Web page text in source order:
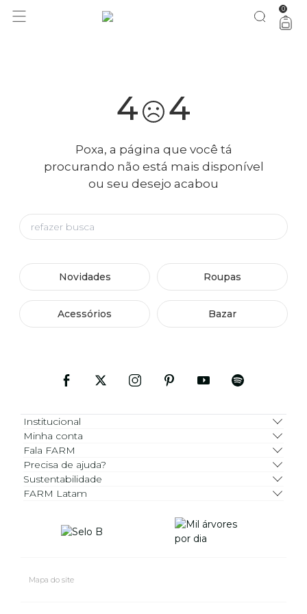
você merece 30% OFF pra comemorar com a gente aproveita! 0
4 4
Poxa, a página que você tá
procurando não está mais disponível
ou seu desejo acabou
Novidades Roupas
Acessórios Bazar
Institucional
Minha conta
Fala FARM
Precisa de ajuda?
Sustentabilidade
FARM Latam
Mapa do site